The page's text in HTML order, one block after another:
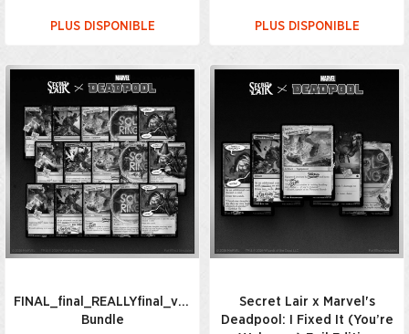
PLUS DISPONIBLE PLUS DISPONIBLE
FINAL_final_REALLYfinal_v7_USETHISONE(2)_Everything
Bundle
Secret Lair x Marvel's
Deadpool: I Fixed It (You’re